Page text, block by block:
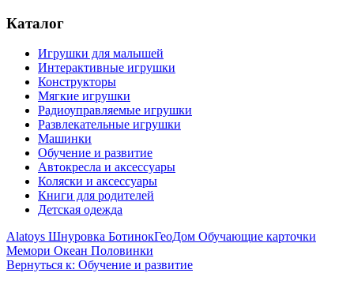
Каталог
Игрушки для малышей
Интерактивные игрушки
Конструкторы
Мягкие игрушки
Радиоуправляемые игрушки
Развлекательные игрушки
Машинки
Обучение и развитие
Автокресла и аксессуары
Коляски и аксессуары
Книги для родителей
Детская одежда
Alatoys Шнуровка БотинокГеоДом Обучающие карточки
Мемори Океан Половинки
Вернуться к: Обучение и развитие